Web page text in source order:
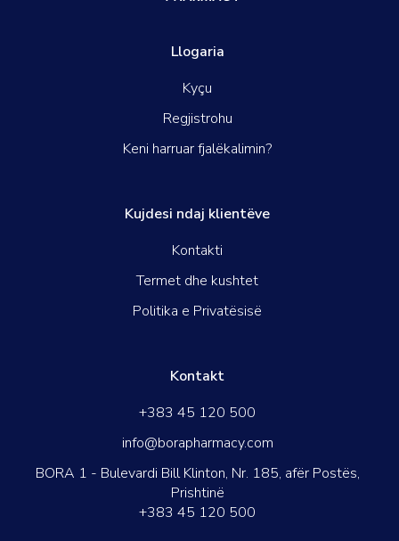
Llogaria
Kyçu
Regjistrohu
Keni harruar fjalëkalimin?
Kujdesi ndaj klientëve
Kontakti
Termet dhe kushtet
Politika e Privatësisë
Kontakt
+383 45 120 500
info@borapharmacy.com
BORA 1 - Bulevardi Bill Klinton, Nr. 185, afër Postës,
Prishtinë
+383 45 120 500